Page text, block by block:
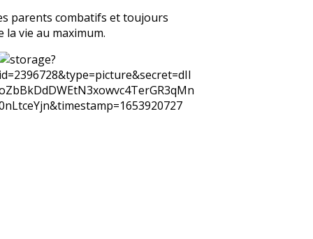
parents combatifs et toujours
vie au maximum.